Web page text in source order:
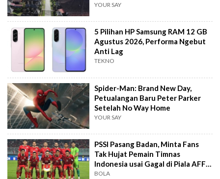
YOUR SAY
5 Pilihan HP Samsung RAM 12 GB
Agustus 2026, Performa Ngebut
Anti Lag
TEKNO
Spider-Man: Brand New Day,
Petualangan Baru Peter Parker
Setelah No Way Home
YOUR SAY
PSSI Pasang Badan, Minta Fans
Tak Hujat Pemain Timnas
Indonesia usai Gagal di Piala AFF
2026
BOLA